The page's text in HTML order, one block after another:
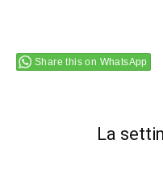
Share this on WhatsApp
La